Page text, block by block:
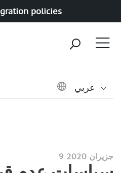
policies
9 جزيران 2020